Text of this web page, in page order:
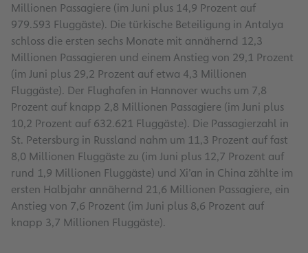
Millionen Passagiere (im Juni plus 14,9 Prozent auf
979.593 Fluggäste). Die türkische Beteiligung in Antalya
schloss die ersten sechs Monate mit annähernd 12,3
Millionen Passagieren und einem Anstieg von 29,1 Prozent
(im Juni plus 29,2 Prozent auf etwa 4,3 Millionen
Fluggäste). Der Flughafen in Hannover wuchs um 7,8
Prozent auf knapp 2,8 Millionen Passagiere (im Juni plus
10,2 Prozent auf 632.621 Fluggäste). Die Passagierzahl in
St. Petersburg in Russland nahm um 11,3 Prozent auf fast
8,0 Millionen Fluggäste zu (im Juni plus 12,7 Prozent auf
rund 1,9 Millionen Fluggäste) und Xi’an in China zählte im
ersten Halbjahr annähernd 21,6 Millionen Passagiere, ein
Anstieg von 7,6 Prozent (im Juni plus 8,6 Prozent auf
knapp 3,7 Millionen Fluggäste).